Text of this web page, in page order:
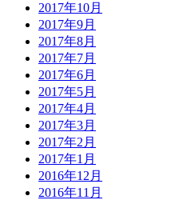
2017年10月
2017年9月
2017年8月
2017年7月
2017年6月
2017年5月
2017年4月
2017年3月
2017年2月
2017年1月
2016年12月
2016年11月